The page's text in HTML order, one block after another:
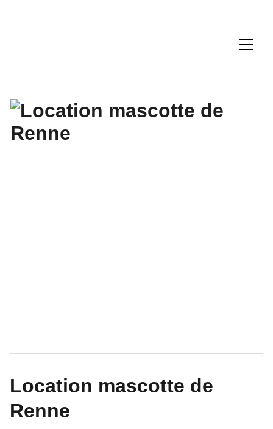
Location mascotte de
Renne